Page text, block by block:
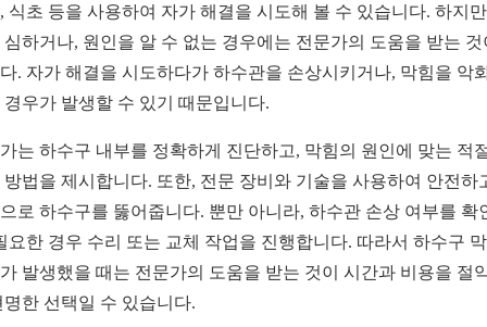
식초 등을 사용하여 자가 해결을 시도해 볼 수 있습니다. 하지
심하거나, 원인을 알 수 없는 경우에는 전문가의 도움을 받는 것
. 자가 해결을 시도하다가 하수관을 손상시키거나, 막힘을 악
경우가 발생할 수 있기 때문입니다.
는 하수구 내부를 정확하게 진단하고, 막힘의 원인에 맞는 적
방법을 제시합니다. 또한, 전문 장비와 기술을 사용하여 안전하
로 하수구를 뚫어줍니다. 뿐만 아니라, 하수관 손상 여부를 확
요한 경우 수리 또는 교체 작업을 진행합니다. 따라서 하수구
발생했을 때는 전문가의 도움을 받는 것이 시간과 비용을 절
명한 선택일 수 있습니다.